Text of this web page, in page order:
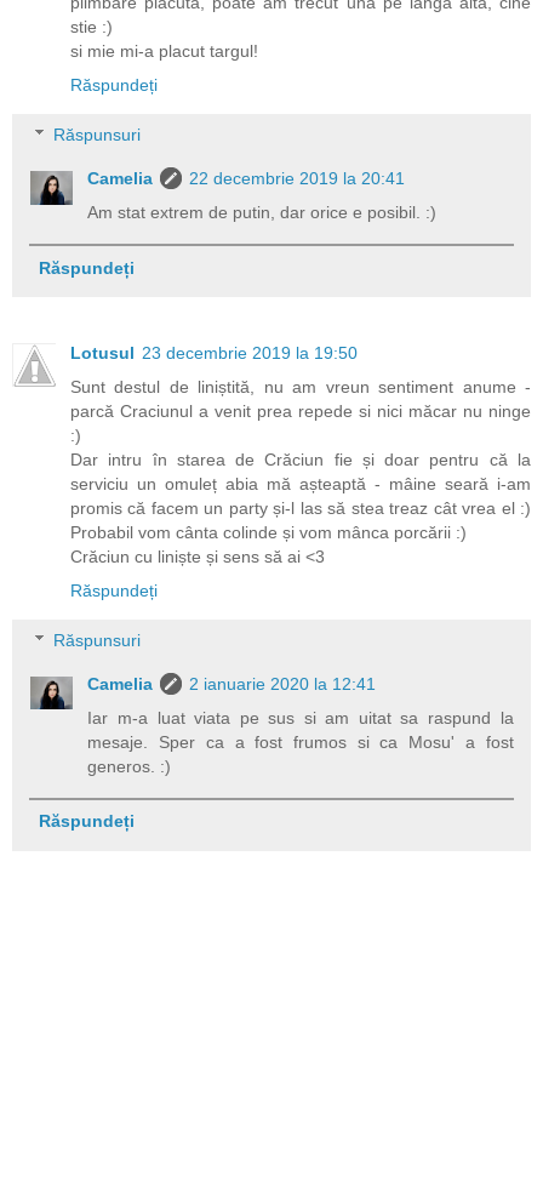
stie :)
si mie mi-a placut targul!
Răspundeți
Răspunsuri
Camelia
22 decembrie 2019 la 20:41
Am stat extrem de putin, dar orice e posibil. :)
Răspundeți
Lotusul 23 decembrie 2019 la 19:50
Sunt destul de liniștită, nu am vreun sentiment anume -
parcă Craciunul a venit prea repede si nici măcar nu ninge
:)
Dar intru în starea de Crăciun fie și doar pentru că la
serviciu un omuleț abia mă așteaptă - mâine seară i-am
promis că facem un party și-l las să stea treaz cât vrea el :)
Probabil vom cânta colinde și vom mânca porcării :)
Crăciun cu liniște și sens să ai <3
Răspundeți
Răspunsuri
Camelia
2 ianuarie 2020 la 12:41
Iar m-a luat viata pe sus si am uitat sa raspund la
mesaje. Sper ca a fost frumos si ca Mosu' a fost
generos. :)
Răspundeți